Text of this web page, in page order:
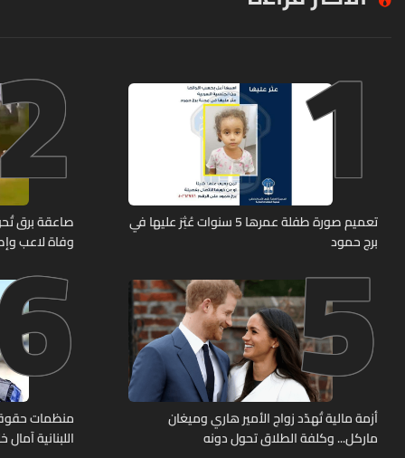
1
تعميم صورة طفلة عمرها 5 سنوات عُثِرَ عليها في
برج حمود
صاعقة برق
وفاة لاعب وإصابة
5
أزمة مالية تُهدّد زواج الأمير هاري وميغان
ماركل... وكلفة الطلاق تحول دونه
منظمات
اللبنانية